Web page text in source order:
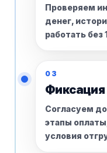
Проверяем
денег,
работать без
03
Фиксация
Согласуем
этапы
условия